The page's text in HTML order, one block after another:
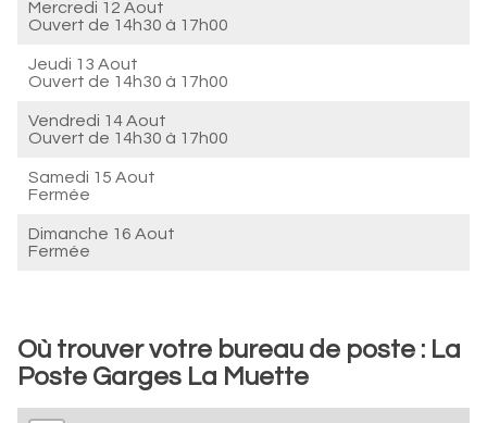
Mercredi 12 Aout
Ouvert de 14h30 à 17h00
Jeudi 13 Aout
Ouvert de 14h30 à 17h00
Vendredi 14 Aout
Ouvert de 14h30 à 17h00
Samedi 15 Aout
Fermée
Dimanche 16 Aout
Fermée
Où trouver votre bureau de poste : La
Poste Garges La Muette